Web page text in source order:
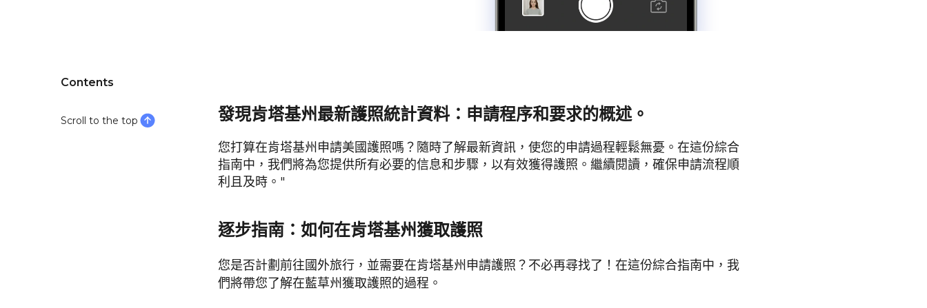
Contents
Scroll to the top 發現肯塔基州最新護照統計資料：申請程序和要求的概述。
您打算在肯塔基州申請美國護照嗎？隨時了解最新資訊，使您的申請過程輕鬆無憂。在這份綜合
指南中，我們將為您提供所有必要的信息和步驟，以有效獲得護照。繼續閱讀，確保申請流程順
利且及時。"
逐步指南：如何在肯塔基州獲取護照
您是否計劃前往國外旅行，並需要在肯塔基州申請護照？不必再尋找了！在這份綜合指南中，我
們將帶您了解在藍草州獲取護照的過程。